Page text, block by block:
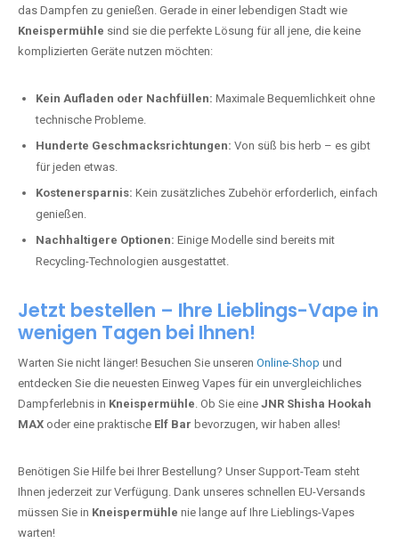
das Dampfen zu genießen. Gerade in einer lebendigen Stadt wie
Kneispermühle sind sie die perfekte Lösung für all jene, die keine
komplizierten Geräte nutzen möchten:
Kein Aufladen oder Nachfüllen: Maximale Bequemlichkeit ohne
technische Probleme.
Hunderte Geschmacksrichtungen: Von süß bis herb – es gibt
für jeden etwas.
Kostenersparnis: Kein zusätzliches Zubehör erforderlich, einfach
genießen.
Nachhaltigere Optionen: Einige Modelle sind bereits mit
Recycling-Technologien ausgestattet.
Jetzt bestellen – Ihre Lieblings-Vape in
wenigen Tagen bei Ihnen!
Warten Sie nicht länger! Besuchen Sie unseren Online-Shop und
entdecken Sie die neuesten Einweg Vapes für ein unvergleichliches
Dampferlebnis in Kneispermühle. Ob Sie eine JNR Shisha Hookah
MAX oder eine praktische Elf Bar bevorzugen, wir haben alles!
Benötigen Sie Hilfe bei Ihrer Bestellung? Unser Support-Team steht
Ihnen jederzeit zur Verfügung. Dank unseres schnellen EU-Versands
müssen Sie in Kneispermühle nie lange auf Ihre Lieblings-Vapes
warten!